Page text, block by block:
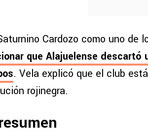
Cardozo como uno de
que Alajuelense
. Vela explicó que el club
rojinegra.